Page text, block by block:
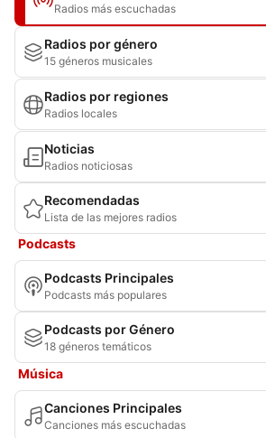
Radios más escuchadas
Radios por género
15 géneros musicales
Radios por regiones
Radios locales
Noticias
Radios noticiosas
Recomendadas
Lista de las mejores radios
Podcasts
Podcasts Principales
Podcasts más populares
Podcasts por Género
18 géneros temáticos
Música
Canciones Principales
Canciones más escuchadas